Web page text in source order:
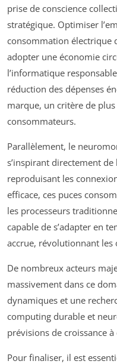
prise de conscience
stratégique. Optimiser
consommation électrique
adopter une économie
l’informatique
réduction des dépenses
marque, un critère de
consommateurs.
Parallèlement, le
s’inspirant directement
reproduisant les
efficace, ces puces
les processeurs
capable de s’adapter en
accrue, révolutionnant les
De nombreux acteurs
massivement dans ce
dynamiques et une
computing durable et
prévisions de croissance
Pour finaliser, il est